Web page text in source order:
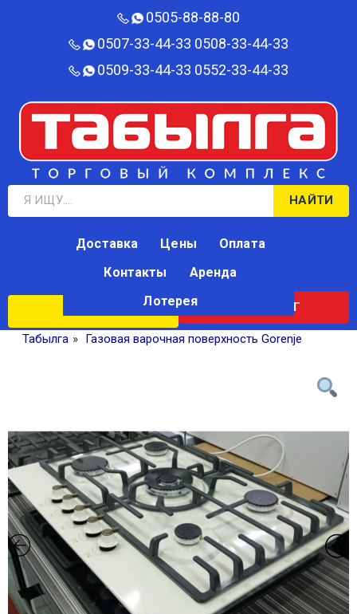
0505-88-88-80‬
0507-33-44-33 0508-33-44-33
0509-33-44-33 0552-33-44-33
НАЙТИ
КАТАЛОГ
Доставка Цены
Оплата
Контакты
Аренда
Лотерея
Табылга » Газовая варочная поверхность Gorenje